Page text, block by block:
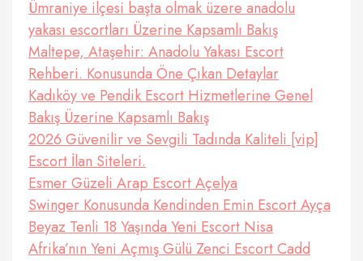
Ümraniye ilçesi başta olmak üzere anadolu
yakası escortları Üzerine Kapsamlı Bakış
Maltepe, Ataşehir: Anadolu Yakası Escort
Rehberi. Konusunda Öne Çıkan Detaylar
Kadıköy ve Pendik Escort Hizmetlerine Genel
Bakış Üzerine Kapsamlı Bakış
2026 Güvenilir ve Sevgili Tadında Kaliteli [vip]
Escort İlan Siteleri.
Esmer Güzeli Arap Escort Açelya
Swinger Konusunda Kendinden Emin Escort Ayça
Beyaz Tenli 18 Yaşında Yeni Escort Nisa
Afrika’nın Yeni Açmış Gülü Zenci Escort Cadd